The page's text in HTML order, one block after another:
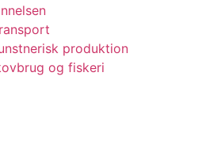
produktion
og fiskeri